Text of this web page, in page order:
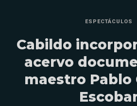
ESPECTÁCULOS
Cabildo
acervo
maestro Pablo